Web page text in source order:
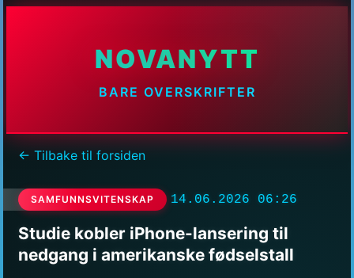
NOVANYTT
BARE OVERSKRIFTER
← Tilbake til forsiden
SAMFUNNSVITENSKAP 14.06.2026 06:26
Studie kobler iPhone-lansering til
nedgang i amerikanske fødselstall